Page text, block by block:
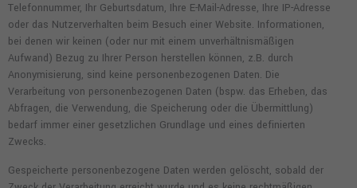
Telefonnummer, Ihr Geburtsdatum, Ihre E-Mail-Adresse, Ihre IP-Adresse
oder das Nutzerverhalten beim Besuch einer Website. Informationen,
bei denen wir keinen (oder nur mit einem unverhältnismäßigen
Aufwand) Bezug zu Ihrer Person herstellen können, z.B. durch
Anonymisierung, sind keine personenbezogenen Daten. Die
Verarbeitung von personenbezogenen Daten (bspw. das Erheben, das
Abfragen, die Verwendung, die Speicherung oder die Übermittlung)
bedarf immer einer gesetzlichen Grundlage und eines definierten
Zwecks.
Gespeicherte personenbezogene Daten werden gelöscht, sobald der